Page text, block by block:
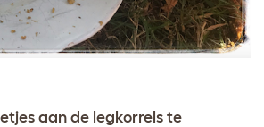
aan de legkorrels te